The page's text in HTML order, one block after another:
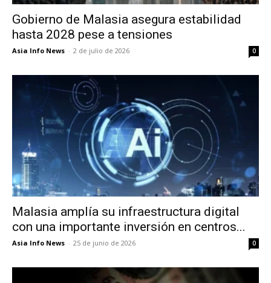
Gobierno de Malasia asegura estabilidad
hasta 2028 pese a tensiones
Asia Info News - 2 de julio de 2026 0
Malasia amplía su infraestructura digital
con una importante inversión en centros...
Asia Info News - 25 de junio de 2026 0